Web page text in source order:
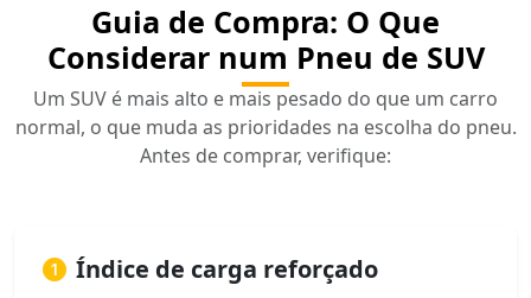
Guia de Compra: O Que
Considerar num Pneu de SUV
Um SUV é mais alto e mais pesado do que um carro
normal, o que muda as prioridades na escolha do pneu.
Antes de comprar, verifique:
Índice de carga reforçado